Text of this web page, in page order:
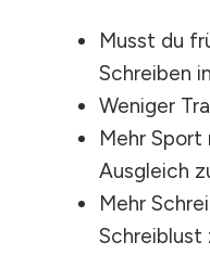
Musst du
Schreiben
Weniger
Mehr Sport
Ausgleich
Mehr
Schreiblust